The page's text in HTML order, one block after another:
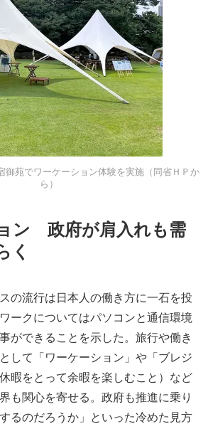
御苑でワーケーション体験を実施（同省ＨＰか
ら）
ン 政府が肩入れも需
く
の流行は日本人の働き方に一石を投
ークについてはパソコンと通信環境
ができることを示した。旅行や働き
して「ワーケーション」や「ブレジ
暇をとって余暇を楽しむこと）など
も関心を寄せる。政府も推進に乗り
るのだろうか」といった冷めた見方